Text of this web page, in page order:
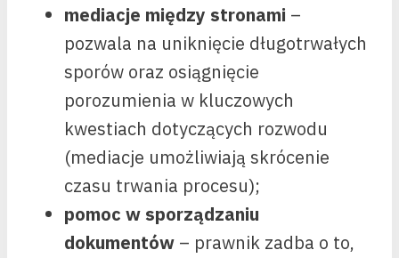
mediacje między stronami –
pozwala na uniknięcie długotrwałych
sporów oraz osiągnięcie
porozumienia w kluczowych
kwestiach dotyczących rozwodu
(mediacje umożliwiają skrócenie
czasu trwania procesu);
pomoc w sporządzaniu
dokumentów – prawnik zadba o to,